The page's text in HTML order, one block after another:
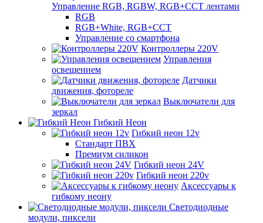
Управление RGB, RGBW, RGB+CCT лентами
RGB
RGB+White, RGB+CCT
Управление со смартфона
Контроллеры 220V
Управления
освещением
Датчики
движения, фотореле
Выключатели для
зеркал
Гибкий Неон
Гибкий неон 12v
Стандарт ПВХ
Премиум силикон
Гибкий неон 24V
Гибкий неон 220v
Аксессуары к
гибкому неону
Светодиодные
модули, пиксели